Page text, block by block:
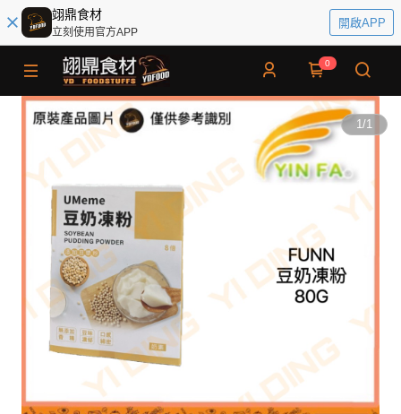
翊鼎食材
立刻使用官方APP
開啟APP
0
1/1